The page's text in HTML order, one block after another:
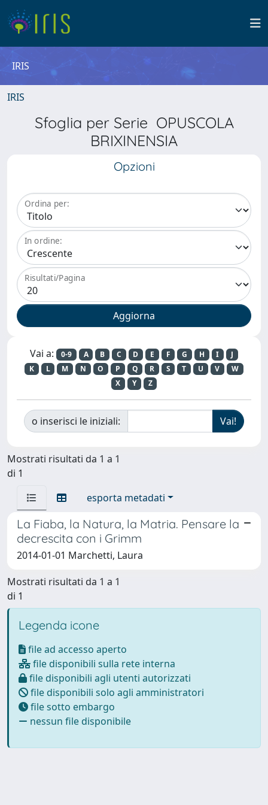
IRIS
IRIS
Sfoglia per Serie OPUSCOLA
BRIXINENSIA
Opzioni
Ordina per:
In ordine:
Risultati/Pagina
Vai a: 0-9 A B C D E F G H I
J
K
L M N O P Q R S T U V
W
X
Y Z
o inserisci le iniziali:
Mostrati risultati da 1 a 1
di 1
esporta metadati
La Fiaba, la Natura, la Matria. Pensare la
decrescita con i Grimm
2014-01-01 Marchetti, Laura
Mostrati risultati da 1 a 1
di 1
Legenda icone
file ad accesso aperto
file disponibili sulla rete interna
file disponibili agli utenti autorizzati
file disponibili solo agli amministratori
file sotto embargo
nessun file disponibile